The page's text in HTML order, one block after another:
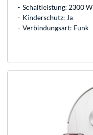
Schaltleistung: 2300 W
Kinderschutz: Ja
Verbindungsart: Funk